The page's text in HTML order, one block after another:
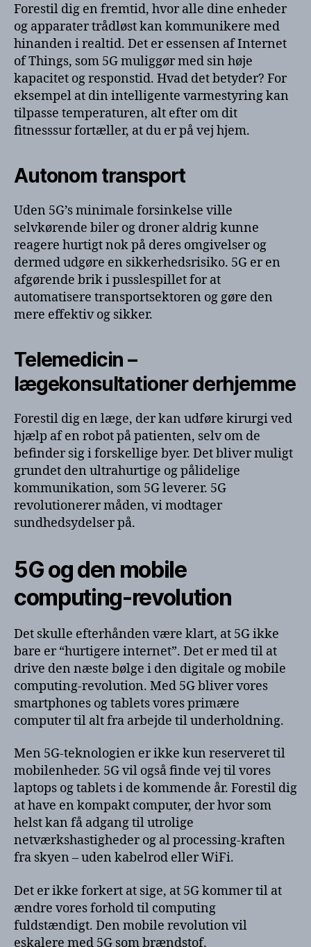
Forestil dig en fremtid, hvor alle dine enheder
og apparater trådløst kan kommunikere med
hinanden i realtid. Det er essensen af Internet
of Things, som 5G muliggør med sin høje
kapacitet og responstid. Hvad det betyder? For
eksempel at din intelligente varmestyring kan
tilpasse temperaturen, alt efter om dit
fitnesssur fortæller, at du er på vej hjem.
Autonom transport
Uden 5G’s minimale forsinkelse ville
selvkørende biler og droner aldrig kunne
reagere hurtigt nok på deres omgivelser og
dermed udgøre en sikkerhedsrisiko. 5G er en
afgørende brik i pusslespillet for at
automatisere transportsektoren og gøre den
mere effektiv og sikker.
Telemedicin –
lægekonsultationer derhjemme
Forestil dig en læge, der kan udføre kirurgi ved
hjælp af en robot på patienten, selv om de
befinder sig i forskellige byer. Det bliver muligt
grundet den ultrahurtige og pålidelige
kommunikation, som 5G leverer. 5G
revolutionerer måden, vi modtager
sundhedsydelser på.
5G og den mobile
computing-revolution
Det skulle efterhånden være klart, at 5G ikke
bare er “hurtigere internet”. Det er med til at
drive den næste bølge i den digitale og mobile
computing-revolution. Med 5G bliver vores
smartphones og tablets vores primære
computer til alt fra arbejde til underholdning.
Men 5G-teknologien er ikke kun reserveret til
mobilenheder. 5G vil også finde vej til vores
laptops og tablets i de kommende år. Forestil dig
at have en kompakt computer, der hvor som
helst kan få adgang til utrolige
netværkshastigheder og al processing-kraften
fra skyen – uden kabelrod eller WiFi.
Det er ikke forkert at sige, at 5G kommer til at
ændre vores forhold til computing
fuldstændigt. Den mobile revolution vil
eskalere med 5G som brændstof.